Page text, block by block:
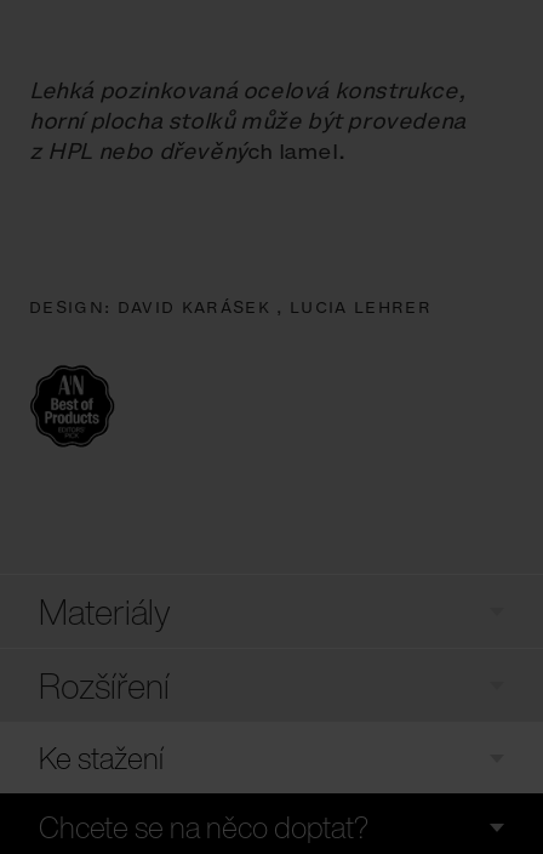
Lehká pozinkovaná ocelová konstrukce,
horní plocha stolků může být provedena
z HPL nebo dřevěných lamel.
DESIGN: DAVID KARÁSEK , LUCIA LEHRER
Materiály
Rozšíření
Ke stažení
Chcete se na něco doptat?